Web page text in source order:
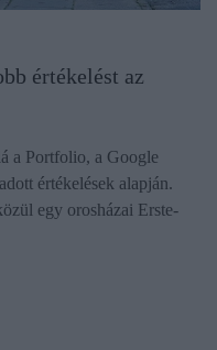
értékelést az
a Portfolio, a Google
értékelések alapján.
egy orosházai Erste-